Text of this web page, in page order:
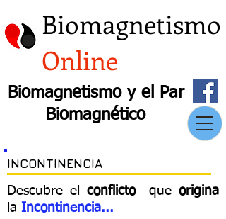
Biomagnetismo
Online
Biomagnetismo y el Par
Biomagnético
INCONTINENCIA
Descubre el conflicto queorigina
la Incontinencia...